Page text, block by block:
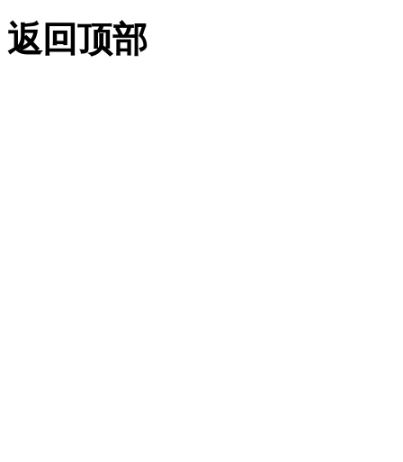
返回顶部